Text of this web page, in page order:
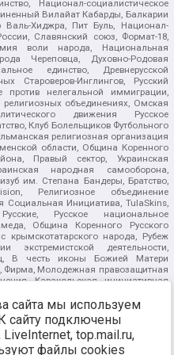
Национал-социалистическое
Вилайат Кабарды, Балкарии
Хиджра, Пит Буль, Национал-
Славянский союз, Формат-18,
воли народа, Национальная
Череповца, Духовно-Родовая
единство, Древнерусской
Староверов-Инглингов, Русский
нелегальной иммиграции,
объединениях, Омская
движения Русское
Клуб Болельщиков Футбольного
религиозная организация
области, Община Коренного
Правый сектор, Украинская
народная самооборона,
им. Степана Бандеры, Братство,
Религиозное объединение
Социальная Инициатива, TulaSkins,
Русское национальное
Община Коренного Русского
народа, Рубеж
экстремистской деятельности,
В честь иконы Божией Матери
Фирма, Молодежная правозащитная
Каракольская инициативная
Русская республика Русь,
Нация и свобода, W.H.С., Фалунь
клуб-Новокузнецк/РПК,
с коррупцией, Фонд защиты прав
СССР Прикубанского округа г.
сайта мы используем
сайту подключены
top.mail.ru,
файлы cookies